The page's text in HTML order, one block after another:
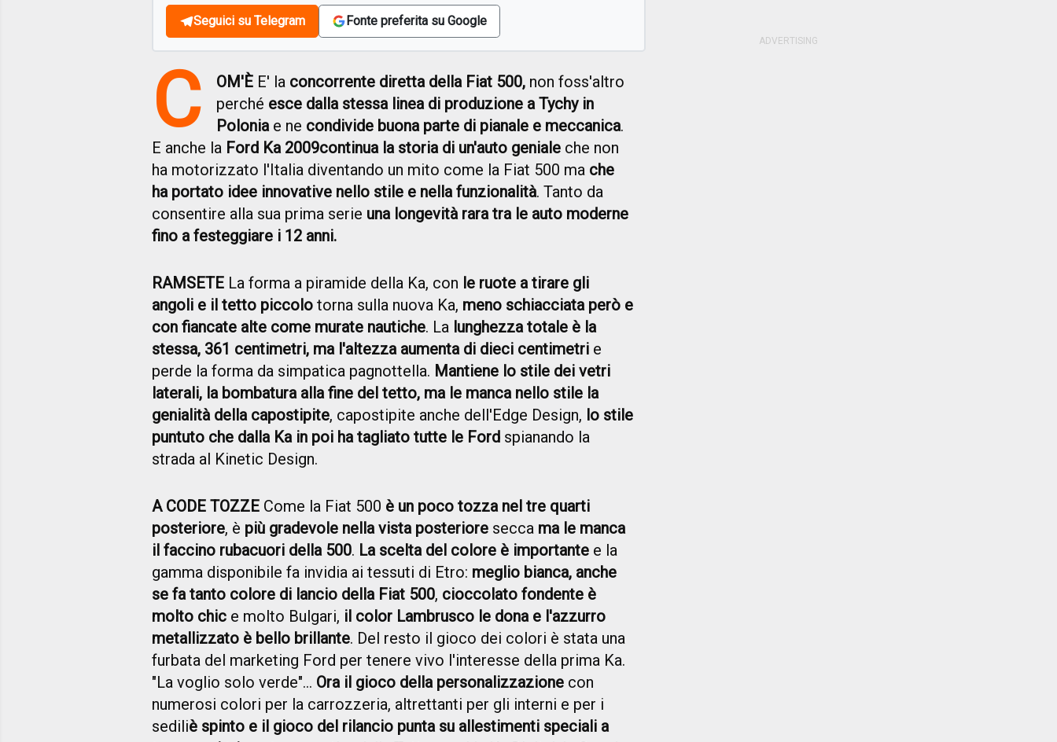
Seguici su Telegram Fonte preferita su Google
C OM'È E' la concorrente diretta della Fiat 500, non foss'altro
perché esce dalla stessa linea di produzione a Tychy in
Poloniae ne condivide buona parte di pianale e meccanica.
E anche la Ford Ka 2009continua la storia di un'auto geniale che non
ha motorizzato l'Italia diventando un mito come la Fiat 500 ma che
ha portato idee innovative nello stile e nella funzionalità. Tanto da
consentire alla sua prima serie una longevità rara tra le auto moderne
fino a festeggiare i 12 anni.
RAMSETE La forma a piramide della Ka, con le ruote a tirare gli
angoli e il tetto piccolo torna sulla nuova Ka, meno schiacciata però e
con fiancate alte come murate nautiche. La lunghezza totale è la
stessa, 361 centimetri, ma l'altezza aumenta di dieci centimetri e
perde la forma da simpatica pagnottella. Mantiene lo stile dei vetri
laterali, la bombatura alla fine del tetto, ma le manca nello stile la
genialità della capostipite, capostipite anche dell'Edge Design, lo stile
puntuto che dalla Ka in poi ha tagliato tutte le Ford spianando la
strada al Kinetic Design.
A CODE TOZZE Come la Fiat 500 è un poco tozza nel tre quarti
posteriore, è più gradevole nella vista posteriore secca ma le manca
il faccino rubacuori della 500. La scelta del colore è importante e la
gamma disponibile fa invidia ai tessuti di Etro: meglio bianca, anche
se fa tanto colore di lancio della Fiat 500, cioccolato fondente è
molto chic e molto Bulgari, il color Lambrusco le dona e l'azzurro
metallizzato è bello brillante. Del resto il gioco dei colori è stata una
furbata del marketing Ford per tenere vivo l'interesse della prima Ka.
"La voglio solo verde"... Ora il gioco della personalizzazione con
numerosi colori per la carrozzeria, altrettanti per gli interni e per i
sediliè spinto e il gioco del rilancio punta su allestimenti speciali a